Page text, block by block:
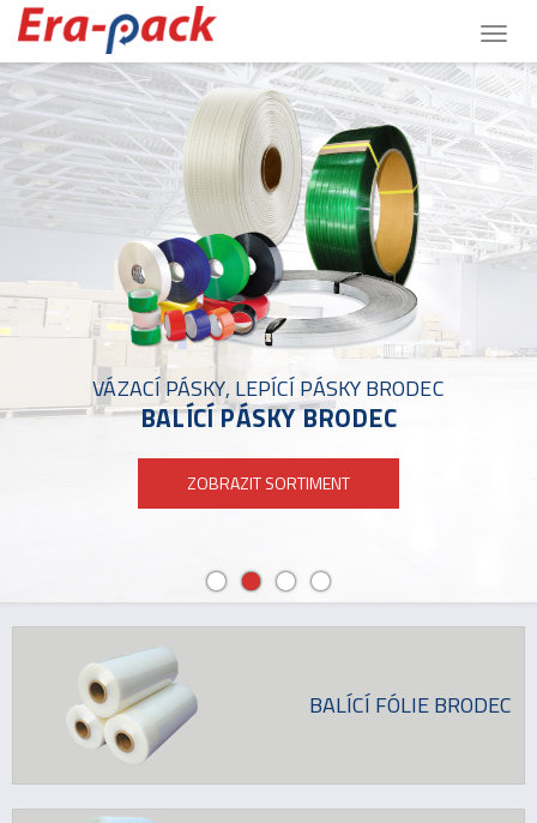
VÁZACÍ PÁSKY, LEPÍCÍ PÁSKY BRODEC
BALÍCÍ PÁSKY BRODEC
ZOBRAZIT SORTIMENT
BALÍCÍ FÓLIE BRODEC